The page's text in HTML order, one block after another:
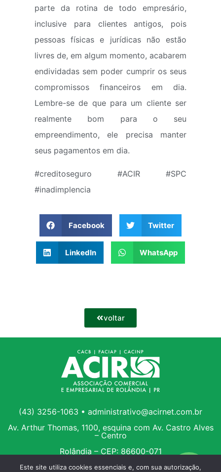
parte da rotina de todo empresário,
inclusive para clientes antigos, pois
pessoas físicas e jurídicas não estão
livres de, em algum momento, acabarem
endividadas sem poder cumprir os seus
compromissos financeiros em dia.
Lembre-se de que para um cliente ser
realmente bom para o seu
empreendimento, ele precisa manter
seus pagamentos em dia.
#creditoseguro #ACIR #SPC
#inadimplencia
Facebook Twitter
LinkedIn WhatsApp
voltar
(43) 3256-1063 • administrativo@acirnet.com.br
Av. Arthur Thomas, 1100, esquina com Av. Castro Alves
– Centro
Rolândia – CEP: 86600-071
Este site utiliza cookies essenciais e, com sua autorização,